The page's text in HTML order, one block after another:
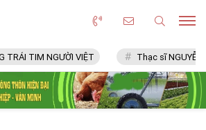
VIỆT Thạc sĩ NGUYỄN VĂN CHÍ